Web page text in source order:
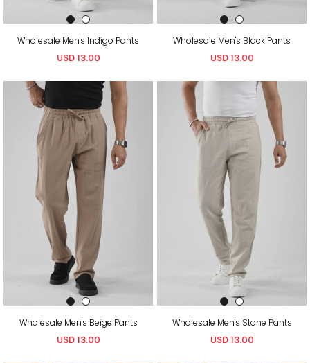
Wholesale Men's Indigo Pants
USD 13.00
Wholesale Men's Black Pants
USD 13.00
Wholesale Men's Beige Pants
USD 13.00
Wholesale Men's Stone Pants
USD 13.00